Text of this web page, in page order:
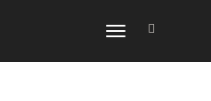
NAVIGASI